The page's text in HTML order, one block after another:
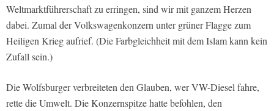
Weltmarktführerschaft zu erringen, sind wir mit ganzem Herzen
dabei. Zumal der Volkswagenkonzern unter grüner Flagge zum
Heiligen Krieg aufrief. (Die Farbgleichheit mit dem Islam kann kein
Zufall sein.)
Die Wolfsburger verbreiteten den Glauben, wer VW-Diesel fahre,
rette die Umwelt. Die Konzernspitze hatte befohlen, den